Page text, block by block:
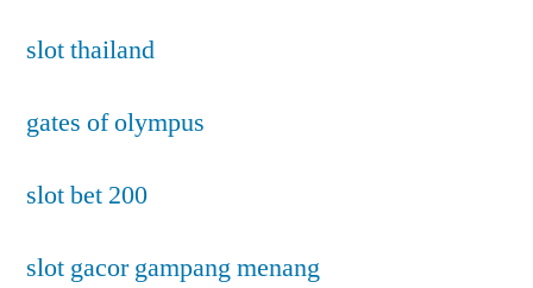
slot thailand
gates of olympus
slot bet 200
slot gacor gampang menang